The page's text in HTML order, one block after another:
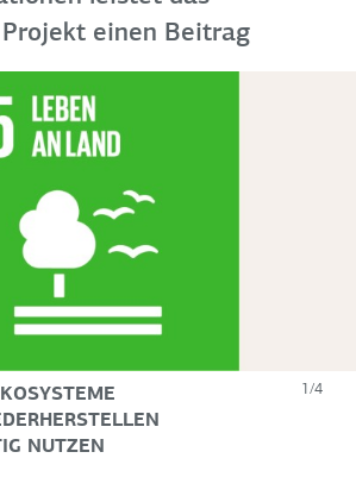
einen Beitrag
NUTZEN
1/4